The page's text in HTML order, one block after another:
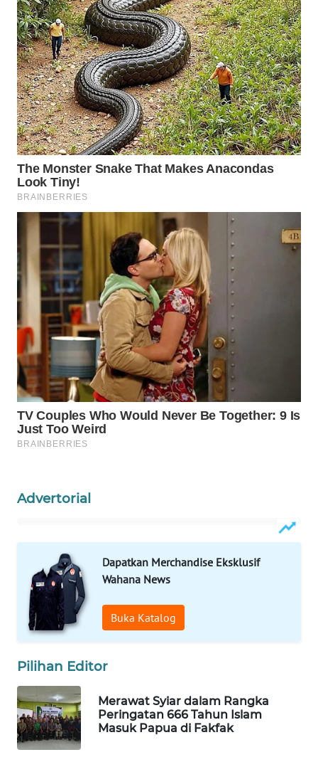
Advertorial
Dapatkan Merchandise Eksklusif
Wahana News
Buka Katalog
Pilihan Editor
Merawat Syiar dalam Rangka
Peringatan 666 Tahun Islam
Masuk Papua di Fakfak
PERSONA
WAHANA
OTOMOTIF
WAHANA
HEALTH
WAHANA
DESA
WISATA
LAPAK
Wahana
Network
KONSUMEN
LISTRIK
MASYARAKAT
KELISTRIKAN
WALINKI
ID
ID
NET
PLN
WATCH
MKLI
LPKKI
LKKI
KOPEKLIN